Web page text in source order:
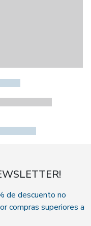
de descuento no
compras superiores a